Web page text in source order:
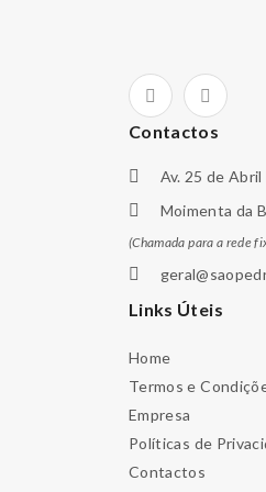
Contactos
Av. 25 de
Moimenta da
(Chamada para a rede
Links Úteis
Home
Termos e
Empresa
Políticas de
Contactos